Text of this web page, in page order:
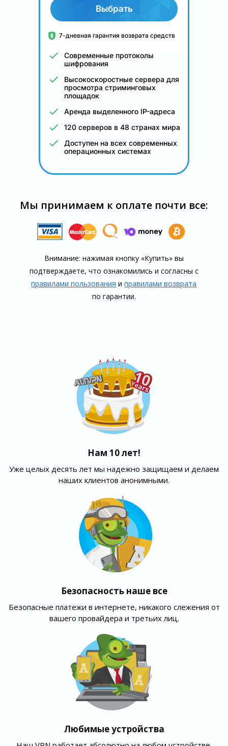
Выбрать
7-дневная гарантия возврата средств
Современные протоколы
шифрования
Высокоскоростные сервера для
просмотра стриминговых
площадок
Аренда выделенного IP-адреса
120 серверов в 48 странах мира
Доступен на всех современных
операционных системах
Мы принимаем к оплате почти все:
Внимание: нажимая кнопку «Купить» вы
подтверждаете, что озна­комились и согласны с
правилами пользования иправилами воз­врата
по гарантии.
Нам 10 лет!
Уже целых десять лет мы надежно защищаем и делаем
наших клиентов анонимными.
Безопасность наше все
Безопасные платежи в интернете, никакого слежения от
вашего провайдера и третьих лиц.
Любимые устройства